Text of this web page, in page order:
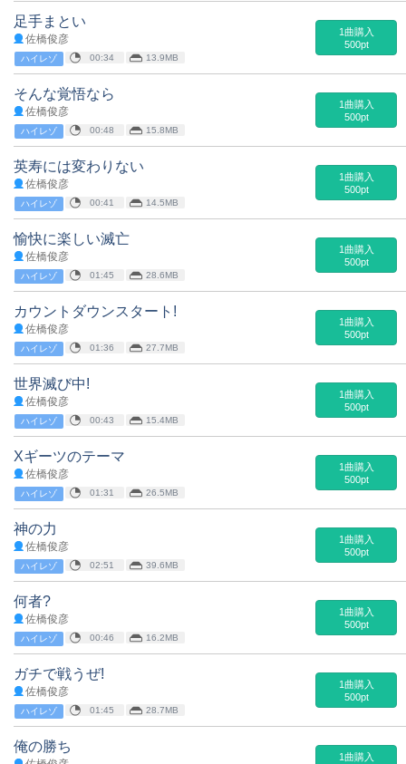
足手まとい
佐橋俊彦
ハイレゾ 00:34 13.9MB
1曲購入
500pt
そんな覚悟なら
佐橋俊彦
ハイレゾ 00:48 15.8MB
1曲購入
500pt
英寿には変わりない
佐橋俊彦
ハイレゾ 00:41 14.5MB
1曲購入
500pt
愉快に楽しい滅亡
佐橋俊彦
ハイレゾ 01:45 28.6MB
1曲購入
500pt
カウントダウンスタート!
佐橋俊彦
ハイレゾ 01:36 27.7MB
1曲購入
500pt
世界滅び中!
佐橋俊彦
ハイレゾ 00:43 15.4MB
1曲購入
500pt
Xギーツのテーマ
佐橋俊彦
ハイレゾ 01:31 26.5MB
1曲購入
500pt
神の力
佐橋俊彦
ハイレゾ 02:51 39.6MB
1曲購入
500pt
何者?
佐橋俊彦
ハイレゾ 00:46 16.2MB
1曲購入
500pt
ガチで戦うぜ!
佐橋俊彦
ハイレゾ 01:45 28.7MB
1曲購入
500pt
俺の勝ち
1曲購入